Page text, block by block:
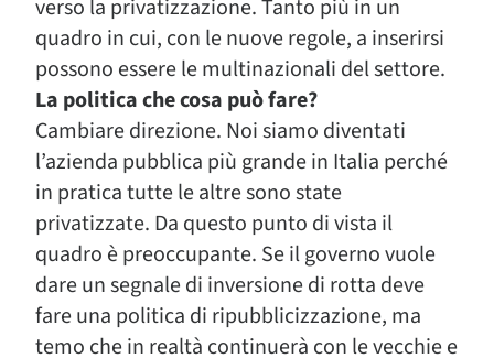
verso la privatizzazione. Tanto più in un
quadro in cui, con le nuove regole, a inserirsi
possono essere le multinazionali del settore.
La politica che cosa può fare?
Cambiare direzione. Noi siamo diventati
l’azienda pubblica più grande in Italia perché
in pratica tutte le altre sono state
privatizzate. Da questo punto di vista il
quadro è preoccupante. Se il governo vuole
dare un segnale di inversione di rotta deve
fare una politica di ripubblicizzazione, ma
temo che in realtà continuerà con le vecchie e